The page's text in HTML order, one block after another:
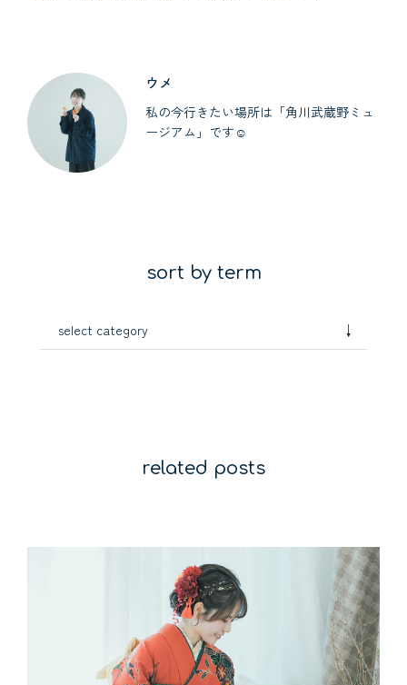
ウメ
私の今行きたい場所は「角川武蔵野ミュ
ージアム」です☺︎
sort by term
select category ↓
related posts